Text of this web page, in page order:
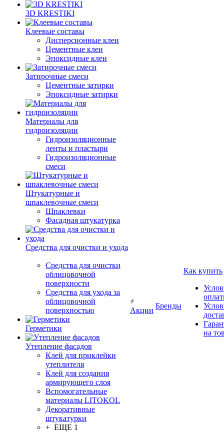
3D KRESTIKI
Клеевые составы
Дисперсионные клеи
Цементные клеи
Эпоксидные клеи
Затирочные смеси
Цементные затирки
Эпоксидные затирки
Материалы для
гидроизоляции
Гидроизоляционные
ленты и пластыри
Гидроизоляционные
смеси
Штукатурные и
шпаклевочные смеси
Шпаклевки
Фасадная штукатурка
Средства для очистки и ухода
Средства для очистки
облицовочной
поверхности
Средства для ухода за
облицовочной
поверхностью
Герметики
Утепление фасадов
Клей для приклейки
утеплителя
Клей для создания
армирующего слоя
Вспомогательные
материалы LITOKOL
Декоративные
штукатурки
+ ЕЩЕ 1
Акции
Бренды
Как купить
на